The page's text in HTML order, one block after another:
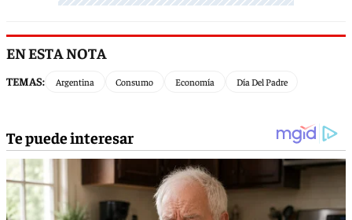
EN ESTA NOTA
TEMAS: Argentina Consumo Economía Día Del Padre